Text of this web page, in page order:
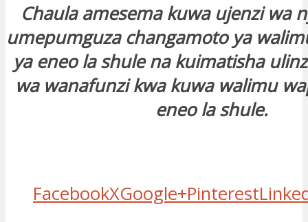
Chaula amesema kuwa ujenzi wa
umepumguza changamoto ya
ya eneo la shule na kuimatisha
wa wanafunzi kwa kuwa walimu
eneo la shule.
FacebookXGoogle+Pinterest